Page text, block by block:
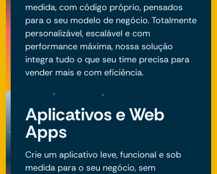
medida, com código próprio, pensados
para o seu modelo de negócio. Totalmente
personalizável, escalável e com
performance máxima, nossa solução
integra tudo o que seu time precisa para
vender mais e com eficiência.
Aplicativos e Web
Apps
Crie um aplicativo leve, funcional e sob
medida para o seu negócio, sem